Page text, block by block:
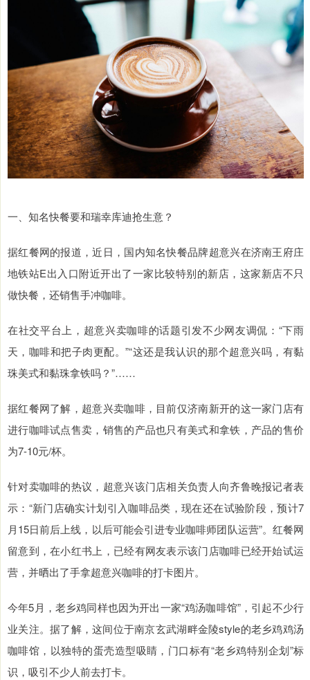
一、知名快餐要和瑞幸库迪抢生意？
据红餐网的报道，近日，国内知名快餐品牌超意兴在济南王府庄
地铁站E出入口附近开出了一家比较特别的新店，这家新店不只
做快餐，还销售手冲咖啡。
在社交平台上，超意兴卖咖啡的话题引发不少网友调侃：“下雨
天，咖啡和把子肉更配。”“这还是我认识的那个超意兴吗，有黏
珠美式和黏珠拿铁吗？”……
据红餐网了解，超意兴卖咖啡，目前仅济南新开的这一家门店有
进行咖啡试点售卖，销售的产品也只有美式和拿铁，产品的售价
为7-10元/杯。
针对卖咖啡的热议，超意兴该门店相关负责人向齐鲁晚报记者表
示：“新门店确实计划引入咖啡品类，现在还在试验阶段，预计7
月15日前后上线，以后可能会引进专业咖啡师团队运营”。红餐网
留意到，在小红书上，已经有网友表示该门店咖啡已经开始试运
营，并晒出了手拿超意兴咖啡的打卡图片。
今年5月，老乡鸡同样也因为开出一家“鸡汤咖啡馆”，引起不少行
业关注。据了解，这间位于南京玄武湖畔金陵style的老乡鸡鸡汤
咖啡馆，以独特的蛋壳造型吸睛，门口标有“老乡鸡特别企划”标
识，吸引不少人前去打卡。